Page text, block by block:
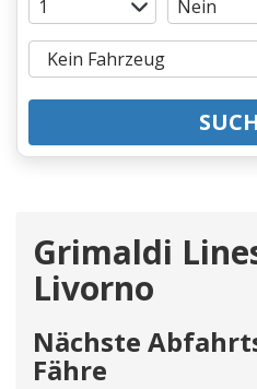
Grimaldi
Livorno
Nächste
Fähre